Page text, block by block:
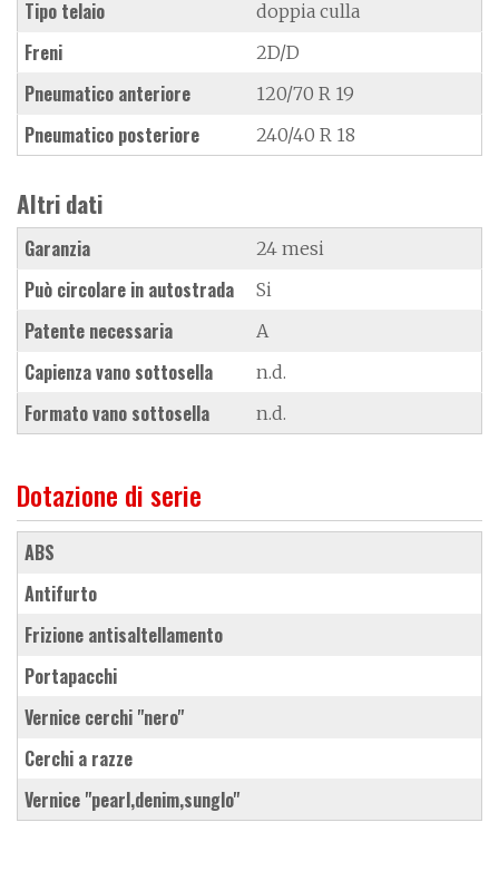
Tipo telaio doppia culla
Freni 2D/D
Pneumatico anteriore 120/70 R 19
Pneumatico posteriore 240/40 R 18
Altri dati
Garanzia 24 mesi
Può circolare in autostrada Si
Patente necessaria A
Capienza vano sottosella n.d.
Formato vano sottosella n.d.
Dotazione di serie
ABS
antifurto
frizione antisaltellamento
portapacchi
vernice cerchi "nero"
cerchi a razze
vernice "pearl,denim,sunglo"